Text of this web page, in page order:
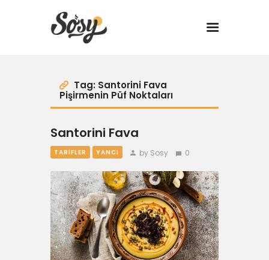
TARİFLER
MANGAL
YANCI
FIT
DRINK
BBQ 101
Tag: Santorini Fava
Pişirmenin Püf Noktaları
Santorini Fava
TARIFLER YANCI by Sosy 0